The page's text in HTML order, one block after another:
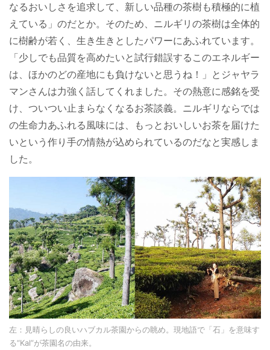
なるおいしさを追求して、新しい品種の茶樹も積極的に植
えている」のだとか。そのため、ニルギリの茶樹は全体的
に樹齢が若く、生き生きとしたパワーにあふれています。
「少しでも品質を高めたいと試行錯誤するこのエネルギー
は、ほかのどの産地にも負けないと思うね！」とジャヤラ
マンさんは力強く話してくれました。その熱意に感銘を受
け、ついつい止まらなくなるお茶談義。ニルギリならでは
の生命力あふれる風味には、もっとおいしいお茶を届けた
いという作り手の情熱が込められているのだなと実感しま
した。
左：見晴らしの良いハブカル茶園からの眺め。現地語で「石」を意味す
る“Kal”が茶園名の由来。